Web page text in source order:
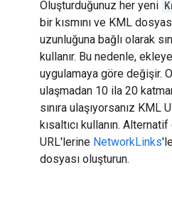
Oluşturduğunuz her yeni
bir kısmını ve KML
uzunluğuna bağlı olarak
kullanır. Bu nedenle,
uygulamaya göre değişir.
ulaşmadan 10 ila 20
sınıra ulaşıyorsanız KML
kısaltıcı kullanın.
URL'lerine NetworkLinks
dosyası oluşturun.